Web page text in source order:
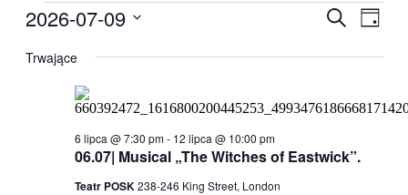
Wydarzenia
9
po
i
Szukaj
Dzień
2026-07-09
datę.
Trwające
06.07| Musical „The Witches of Eastwick”.
6 lipca @ 7:30 pm- 12 lipca @ 10:00 pm
Teatr POSK238-246 King Street, London